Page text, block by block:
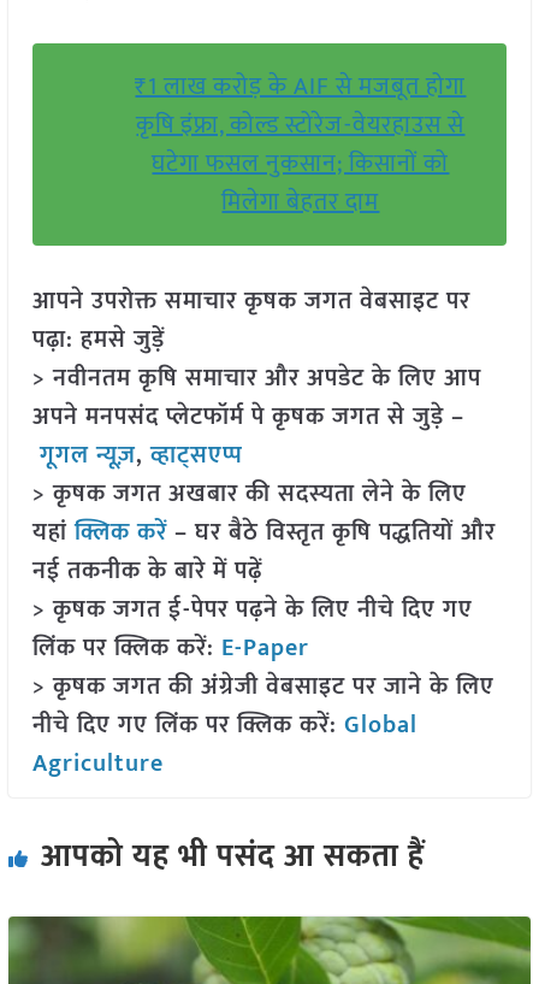
₹1 लाख करोड़ के AIF से मजबूत होगा
कृषि इंफ्रा, कोल्ड स्टोरेज-वेयरहाउस से
घटेगा फसल नुकसान; किसानों को
मिलेगा बेहतर दाम
आपने उपरोक्त समाचार कृषक जगत वेबसाइट पर
पढ़ा: हमसे जुड़ें
> नवीनतम कृषि समाचार और अपडेट के लिए आप
अपने मनपसंद प्लेटफॉर्म पे कृषक जगत से जुड़े –
गूगल न्यूज़,व्हाट्सएप्प
> कृषक जगत अखबार की सदस्यता लेने के लिए
यहांक्लिक करें– घर बैठे विस्तृत कृषि पद्धतियों और
नई तकनीक के बारे में पढ़ें
> कृषक जगत ई-पेपर पढ़ने के लिए नीचे दिए गए
लिंक पर क्लिक करें: E-Paper
> कृषक जगत की अंग्रेजी वेबसाइट पर जाने के लिए
नीचे दिए गए लिंक पर क्लिक करें: Global
Agriculture
आपको यह भी पसंद आ सकता हैं